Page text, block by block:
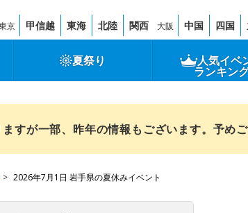
京 甲信越 東海 北陸 関西 大阪 中国 四国
夏祭り 人気イベ
ランキン
すが一部、昨年の情報もございます。予めご
2026年7月1日 岩手県の夏休みイベント